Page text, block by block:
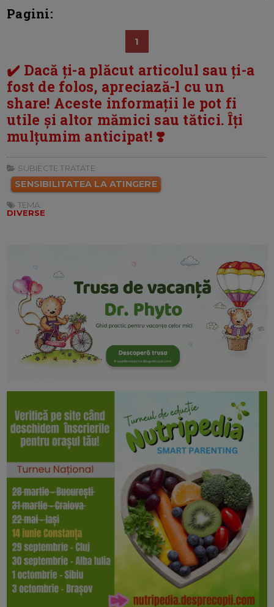
Pagini:
1
✔️ Dacă ți-a plăcut articolul sau ți-a
fost de folos, apreciază-l cu un
share! Aceste informații le pot fi
utile și altor mămici sau tătici. Îți
mulțumim anticipat! ❣️
SUBIECTE TRATATE:
SENSIBILITATEA LA ATINGERE
TEMA:
DIVERSE